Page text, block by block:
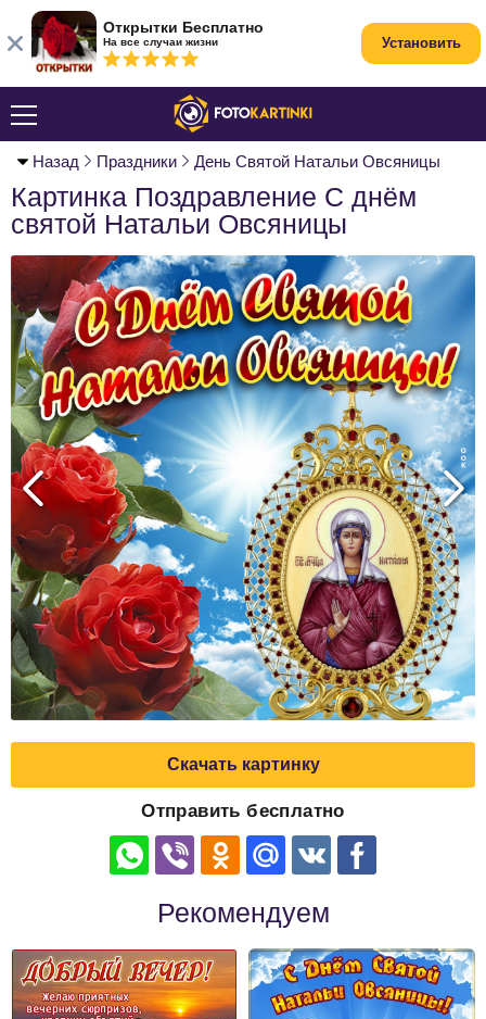
Назад Праздники День Святой Натальи Овсяницы
Картинка Поздравление С днём
святой Натальи Овсяницы
Скачать картинку
Отправить бесплатно
Рекомендуем
Открытки Бесплатно
На все случаи жизни Установить